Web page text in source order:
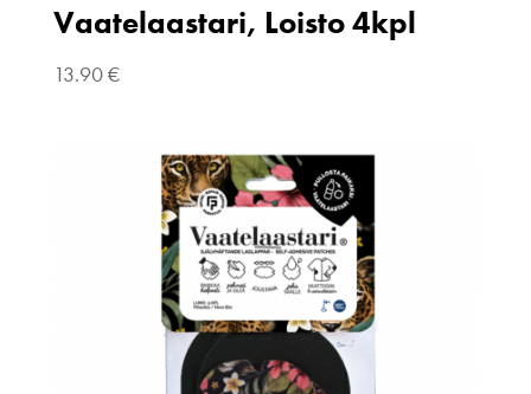
Vaatelaastari, Loisto 4kpl
13.90€